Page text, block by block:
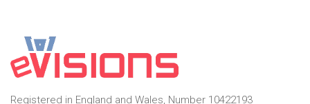
Registered in England and Wales, Number 10422193